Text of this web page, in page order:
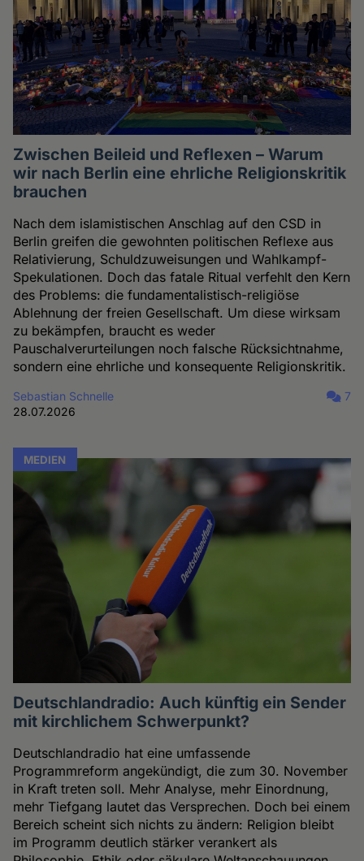
Zwischen Beileid und Reflexen – Warum
wir nach Berlin eine ehrliche Religionskritik
brauchen
Nach dem islamistischen Anschlag auf den CSD in
Berlin greifen die gewohnten politischen Reflexe aus
Relativierung, Schuldzuweisungen und Wahlkampf-
Spekulationen. Doch das fatale Ritual verfehlt den Kern
des Problems: die fundamentalistisch-religiöse
Ablehnung der freien Gesellschaft. Um diese wirksam
zu bekämpfen, braucht es weder
Pauschalverurteilungen noch falsche Rücksichtnahme,
sondern eine ehrliche und konsequente Religionskritik.
Sebastian Schnelle
28.07.2026
7
MEDIEN
Deutschlandradio: Auch künftig ein Sender
mit kirchlichem Schwerpunkt?
Deutschlandradio hat eine umfassende
Programmreform angekündigt, die zum 30. November
in Kraft treten soll. Mehr Analyse, mehr Einordnung,
mehr Tiefgang lautet das Versprechen. Doch bei einem
Bereich scheint sich nichts zu ändern: Religion bleibt
im Programm deutlich stärker verankert als